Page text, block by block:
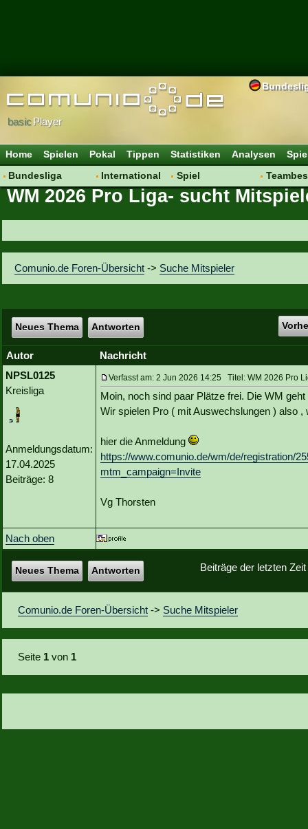
basicPlayer
Home Spielen Pokal Tippen Statistiken Analysen
Bundesliga
Hot News
Vereinsdiskussion
Vereinsfragen
International
Vereine
Spiel
Regeln & Tipps
WM 2026 Pro Liga- sucht
Comunio.de Foren-Übersicht -> Suche Mitspieler
Neues Thema Antworten
Autor
Nachricht
NPSL0125
Kreisliga
Anmeldungsdatum:
17.04.2025
Beiträge: 8
Verfasst am: 2 Jun 2026 14:25 Titel: WM 2026 Pro
Moin, noch sind paar Plätze frei. Die WM
Wir spielen Pro ( mit Auswechslungen ) also
hier die Anmeldung
https://www.comunio.de/wm/de/registration/
mtm_campaign=Invite
Vg Thorsten
Nach oben
Beiträge der letzten
Neues Thema Antworten
Comunio.de Foren-Übersicht -> Suche Mitspieler
Seite 1 von 1